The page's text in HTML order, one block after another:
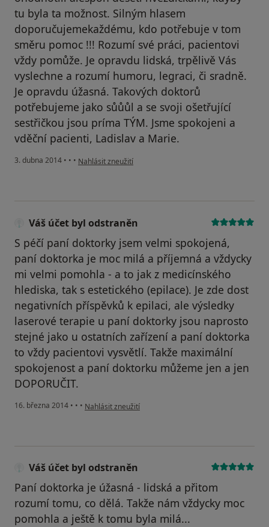
tu byla ta možnost. Silným hlasem
doporučujemekaždému, kdo potřebuje v tom
směru pomoc !!! Rozumí své práci, pacientovi
vždy pomůže. Je opravdu lidská, trpělivě Vás
vyslechne a rozumí humoru, legraci, či sradně.
Je opravdu úžasná. Takových doktorů
potřebujeme jako sůůůl a se svoji ošetřující
sestřičkou jsou príma TÝM. Jsme spokojeni a
vděční pacienti, Ladislav a Marie.
3. dubna 2014 • • • podle názoru uživatele Váš účet byl odstraněn
Nahlásit zneužití
Váš účet byl odstraněn
S péčí paní doktorky jsem velmi spokojená,
paní doktorka je moc milá a příjemná a vždycky
mi velmi pomohla - a to jak z medicínského
hlediska, tak s estetického (epilace). Je zde dost
negativních příspěvků k epilaci, ale výsledky
laserové terapie u paní doktorky jsou naprosto
stejné jako u ostatních zařízení a paní doktorka
to vždy pacientovi vysvětlí. Takže maximální
spokojenost a paní doktorku můžeme jen a jen
DOPORUČIT.
16. března 2014 • • • podle názoru uživatele Váš účet byl odstraněn
Nahlásit zneužití
Váš účet byl odstraněn
Paní doktorka je úžasná - lidská a přitom
rozumí tomu, co dělá. Takže nám vždycky moc
pomohla a ještě k tomu byla milá...